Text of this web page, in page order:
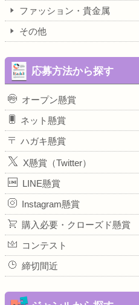
ファッション・貴金属
その他
応募方法から探す
オープン懸賞
ネット懸賞
ハガキ懸賞
X懸賞（Twitter）
LINE懸賞
Instagram懸賞
購入必要・クローズド懸賞
コンテスト
締切間近